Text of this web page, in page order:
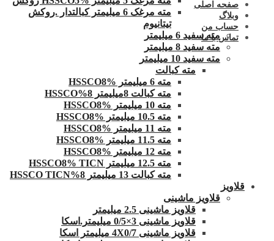
صفحه اصلی
وبلاگ
حساب من
تماس با ما
مته مرغک 6 میلیمتر کبالتدار .روکش
تیتانیوم
مته سفید 6 میلیمتر
مته سفید 8 میلیمتر
مته سفید 10 میلیمتر
مته کبالت
مته 6 میلیمتر HSSCO8%
مته کبالت 8میلیمتر 8%HSSCO
مته 10 میلیمتر HSSCO8%
مته 10.5 میلیمتر HSSCO8%
مته 11 میلیمتر HSSCO8%
مته 11.5 میلیمتر HSSCO8%
مته 12 میلیمتر HSSCO8%
مته 12.5 میلیمتر HSSCO8% TICN
مته کبالت 13 میلیمتر 8%HSSCO TICN
قلاویز
قلاویز ماشینی
قلاویز ماشینی 2.5 میلیمتر
قلاویز ماشینی 3×0/5 میلیمتر.اسکا
قلاویز ماشینی 4X0/7 میلیمتر اسکا